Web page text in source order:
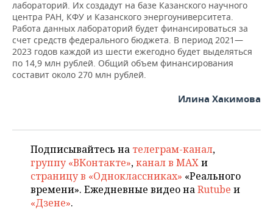
лабораторий. Их создадут на базе Казанского научного
центра РАН, КФУ и Казанского энергоуниверситета.
Работа данных лабораторий будет финансироваться за
счет средств федерального бюджета. В период 2021—
2023 годов каждой из шести ежегодно будет выделяться
по 14,9 млн рублей. Общий объем финансирования
составит около 270 млн рублей.
Илина Хакимова
Подписывайтесь на телеграм-канал,
группу «ВКонтакте»,канал в MAXи
страницу в «Одноклассниках» «Реального
времени». Ежедневные видео наRutube и
«Дзене».